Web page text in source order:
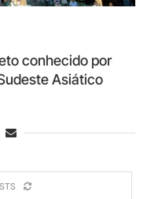
conhecido por
Asiático